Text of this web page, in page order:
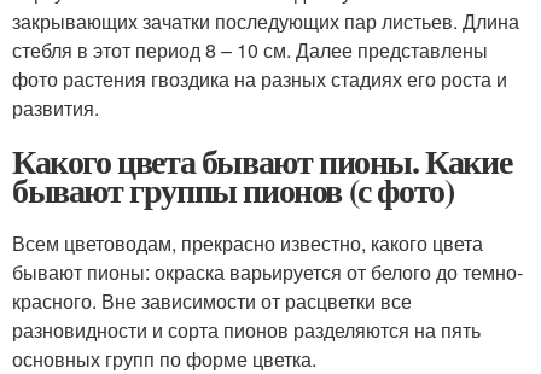
закрывающих зачатки последующих пар листьев. Длина
стебля в этот период 8 – 10 см. Далее представлены
фото растения гвоздика на разных стадиях его роста и
развития.
Какого цвета бывают пионы. Какие
бывают группы пионов (с фото)
Всем цветоводам, прекрасно известно, какого цвета
бывают пионы: окраска варьируется от белого до темно-
красного. Вне зависимости от расцветки все
разновидности и сорта пионов разделяются на пять
основных групп по форме цветка.